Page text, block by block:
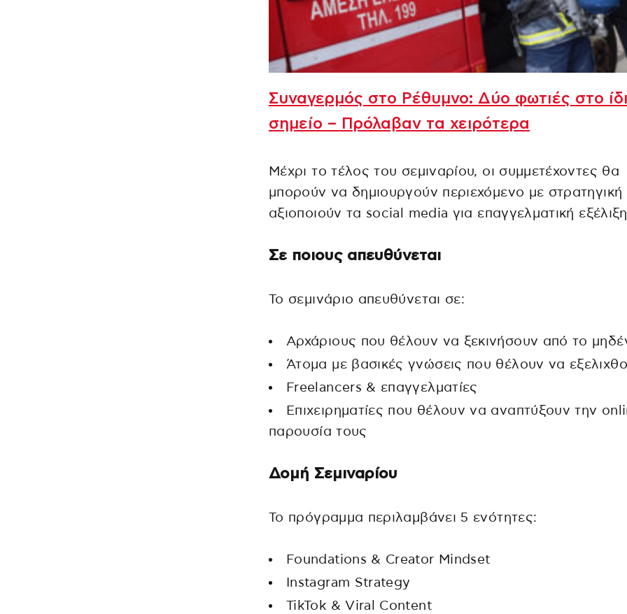
Συναγερμός στο Ρέθυμνο: Δύο φωτιές στο
σημείο – Πρόλαβαν τα χειρότερα
Μέχρι το τέλος του σεμιναρίου, οι συμμετέχοντες θα
μπορούν να δημιουργούν περιεχόμενο με στρατηγική
αξιοποιούν τα social media για επαγγελματική
Σε ποιους απευθύνεται
Το σεμινάριο απευθύνεται σε:
Αρχάριους που θέλουν να ξεκινήσουν από το
Άτομα με βασικές γνώσεις που θέλουν να
Freelancers & επαγγελματίες
Επιχειρηματίες που θέλουν να αναπτύξουν την
παρουσία τους
Δομή Σεμιναρίου
Το πρόγραμμα περιλαμβάνει 5 ενότητες:
Foundations & Creator Mindset
Instagram Strategy
TikTok & Viral Content